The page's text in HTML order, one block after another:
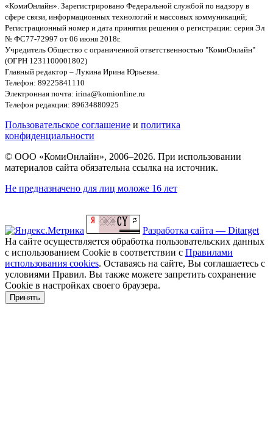
«КомиОнлайн». Зарегистрировано Федеральной службой по надзору в
сфере связи, информационных технологий и массовых коммуникаций;
Регистрационный номер и дата принятия решения о регистрации: серия Эл
№ ФС77-72997 от 06 июня 2018г.
Учредитель Общество с ограниченной ответственностью "КомиОнлайн"
(ОГРН 1231100001802)
Главный редактор – Лукина Ирина Юрьевна.
Телефон: 89225841110
Электронная почта: irina@komionline.ru
Телефон редакции: 89634880925
Пользовательское соглашение и политика
конфиденциальности
© ООО «КомиОнлайн», 2006–2026. При использовании
материалов сайта обязательна ссылка на источник.
Не предназначено для лиц моложе 16 лет
Разработка сайта — Ditarget
На сайте осуществляется обработка пользовательских данных
с использованием Cookie в соответствии с Правилами
использования cookies. Оставаясь на сайте, Вы соглашаетесь с
условиями Правил. Вы также можете запретить сохранение
Cookie в настройках своего браузера.
Принять